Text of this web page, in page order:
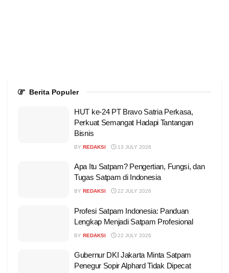
Berita Populer
HUT ke-24 PT Bravo Satria Perkasa,
Perkuat Semangat Hadapi Tantangan
Bisnis
BY REDAKSI 13 JULY 2026
Apa Itu Satpam? Pengertian, Fungsi, dan
Tugas Satpam di Indonesia
BY REDAKSI 22 JULY 2026
Profesi Satpam Indonesia: Panduan
Lengkap Menjadi Satpam Profesional
BY REDAKSI 22 JULY 2026
Gubernur DKI Jakarta Minta Satpam
Penegur Sopir Alphard Tidak Dipecat